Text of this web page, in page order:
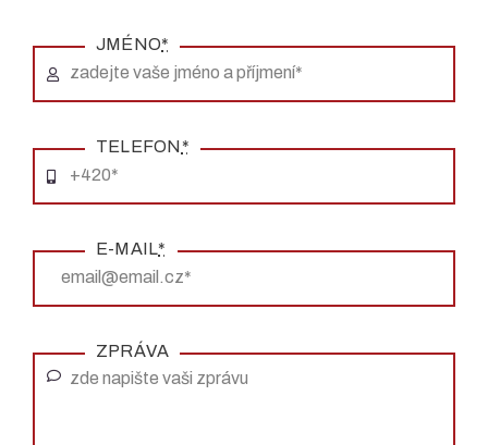
JMÉNO*
TELEFON *
E-MAIL*
ZPRÁVA